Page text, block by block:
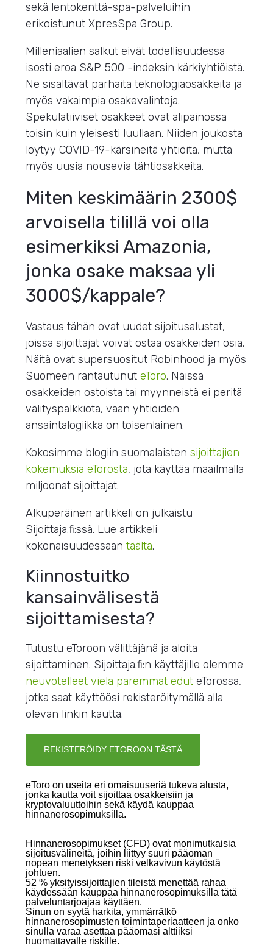
sekä lentokenttä-spa-palveluihin
erikoistunut XpresSpa Group.
Milleniaalien salkut eivät todellisuudessa
isosti eroa S&P 500 -indeksin kärkiyhtiöistä.
Ne sisältävät parhaita teknologiaosakkeita ja
myös vakaimpia osakevalintoja.
Spekulatiiviset osakkeet ovat alipainossa
toisin kuin yleisesti luullaan. Niiden joukosta
löytyy COVID-19-kärsineitä yhtiöitä, mutta
myös uusia nousevia tähtiosakkeita.
Miten keskimäärin 2300$
arvoisella tilillä voi olla
esimerkiksi Amazonia,
jonka osake maksaa yli
3000$/kappale?
Vastaus tähän ovat uudet sijoitusalustat,
joissa sijoittajat voivat ostaa osakkeiden osia.
Näitä ovat supersuositut Robinhood ja myös
Suomeen rantautunut eToro. Näissä
osakkeiden ostoista tai myynneistä ei peritä
välityspalkkiota, vaan yhtiöiden
ansaintalogiikka on toisenlainen.
Kokosimme blogiin suomalaistensijoittajien
kokemuksia eTorosta, jota käyttää maailmalla
miljoonat sijoittajat.
Alkuperäinen artikkeli on julkaistu
Sijoittaja.fi:ssä. Lue artikkeli
kokonaisuudessaantäältä.
Kiinnostuitko
kansainvälisestä
sijoittamisesta?
Tutustu eToroon välittäjänä ja aloita
sijoittaminen. Sijoittaja.fi:n käyttäjille olemme
neuvotelleet vielä paremmat edut eTorossa,
jotka saat käyttöösi rekisteröitymällä alla
olevan linkin kautta.
REKISTERÖIDY ETOROON TÄSTÄ
eToro on useita eri omaisuuseriä tukeva alusta,
jonka kautta voit sijoittaa osakkeisiin ja
kryptovaluuttoihin sekä käydä kauppaa
hinnanerosopimuksilla.
Hinnanerosopimukset (CFD) ovat monimutkaisia
sijoitusvälineitä, joihin liittyy suuri pääoman
nopean menetyksen riski velkavivun käytöstä
johtuen.
52 % yksityissijoittajien tileistä menettää rahaa
käydessään kauppaa hinnanerosopimuksilla tätä
palveluntarjoajaa käyttäen.
Sinun on syytä harkita, ymmärrätkö
hinnanerosopimusten toimintaperiaatteen ja onko
sinulla varaa asettaa pääomasi alttiiksi
huomattavalle riskille.